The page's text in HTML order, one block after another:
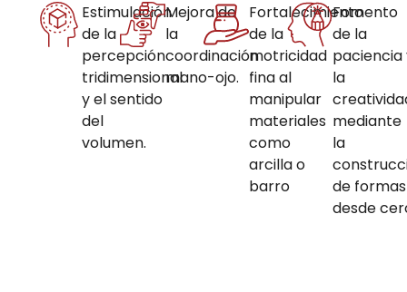
Estimulación
de la
percepción
tridimensional
y el sentido
del
volumen.
Mejora de
la
coordinación
mano-ojo.
Fortalecimiento
de la
motricidad
fina al
manipular
materiales
como
arcilla o
barro
Fomento
de la
paciencia
la
mediante
la
de formas
desde